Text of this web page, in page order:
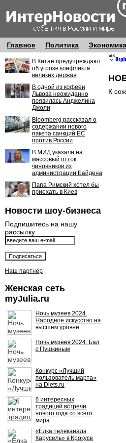
Главное Политика Экономика
В Китае предупреждают
об угрозе конфликта
великих держав
В одной из кофеен
Львова неожиданно
появилась Анджелина
Джоли
Bloomberg рассказал о
содержании нового
пакета санкций ЕС
против России
В МИД указали на
массовый отток
чиновников из
администрации Байдена
Папа Римский хотел бы
приехать в Киев
Новости шоу-бизнеса
Подпишитесь на нашу
рассылку
Наш партнёр
Женская сеть
myJulia.ru
Ночь музеев 2024.
Народное искусство на
высшем уровне
Ночь музеев 2024. Бал
с Пушкиным
Конкурс «Лучший
пользователь марта»
на Diets.ru
6 интересных
традиций встречи
нового года со всего
мира
«Ёлка телеканала
Карусель» в Крокусе
К